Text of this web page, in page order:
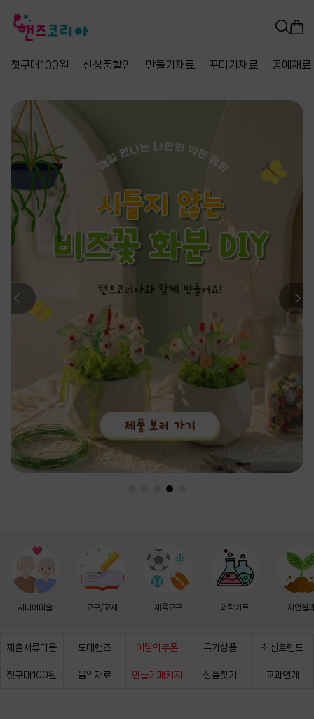
첫구매100원 신상품할인 만들기재료 꾸미기재료 공예재료
시니어미술 교구/교재 체육교구 과학키트 자연실
제출서류다운 도매핸즈 이달의쿠폰 특가상품 최신트렌드
첫구매100원 음악재료 만들기패키지 상품찾기 교과연계